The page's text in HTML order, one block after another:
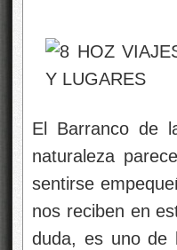
El Barranco de
naturaleza
sentirse
nos reciben en
duda, es uno de